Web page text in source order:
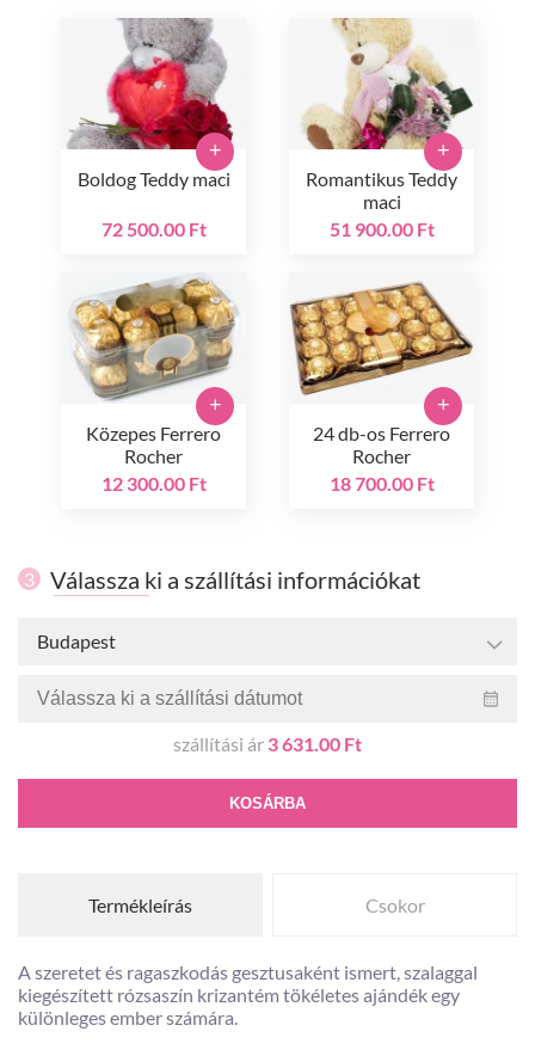
Boldog Teddy maci
72 500.00 Ft
+
Romantikus Teddy
maci
51 900.00 Ft
+
Közepes Ferrero
Rocher
12 300.00 Ft
+
24 db-os Ferrero
Rocher
18 700.00 Ft
+
3 Válassza ki a szállítási információkat
Budapest
szállítási ár 3 631.00 Ft
KOSÁRBA
Termékleírás Csokor
A szeretet és ragaszkodás gesztusaként ismert, szalaggal
kiegészített rózsaszín krizantém tökéletes ajándék egy
különleges ember számára.